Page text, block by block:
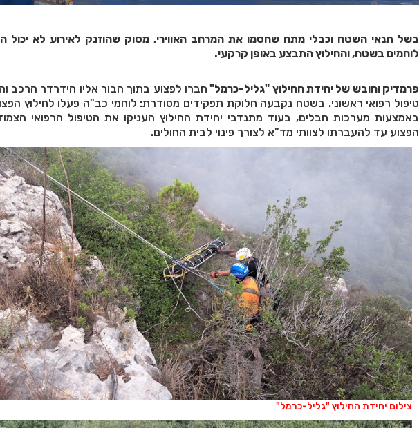
בשל תנאי השטח וכבלי מתח שחסמו את המרחב האווירי, מסוק שהוזנק לאירוע לא יכול
לוחמים בשטח, והחילוץ התבצע באופן קרקעי.
פרמדיק וחובש של יחידת החילוץ "גליל-כרמל" חברו לפצוע בתוך הבור אליו הידרדר הרכב
טיפול רפואי ראשוני. בשטח נקבעה חלוקת תפקידים מסודרת: לוחמי כב"ה פעלו לחילוץ
באמצעות מערכות חבלים, בעוד מתנדבי יחידת החילוץ העניקו את הטיפול הרפואי הצמוד
הפצוע עד להעברתו לצוותי מד"א לצורך פינוי לבית החולים.
צילום יחידת החילוץ "גליל-כרמל"